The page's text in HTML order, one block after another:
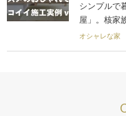
シンプルで
屋」。核家
オシャレな家